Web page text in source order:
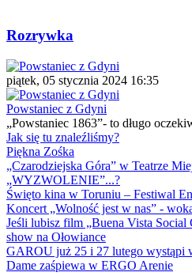
Rozrywka
piątek, 05 stycznia 2024 16:35
Powstaniec z Gdyni
„Powstaniec 1863”- to długo
Jak się tu znaleźliśmy?
Piękna Zośka
„Czarodziejska Góra” w Teatrze
„WYZWOLENIE”...?
Święto kina w Toruniu – Festiwal
Koncert „Wolność jest w nas” -
Jeśli lubisz film „Buena Vista Social
show na Ołowiance
GAROU już 25 i 27 lutego wystąpi
Dame zaśpiewa w ERGO Arenie